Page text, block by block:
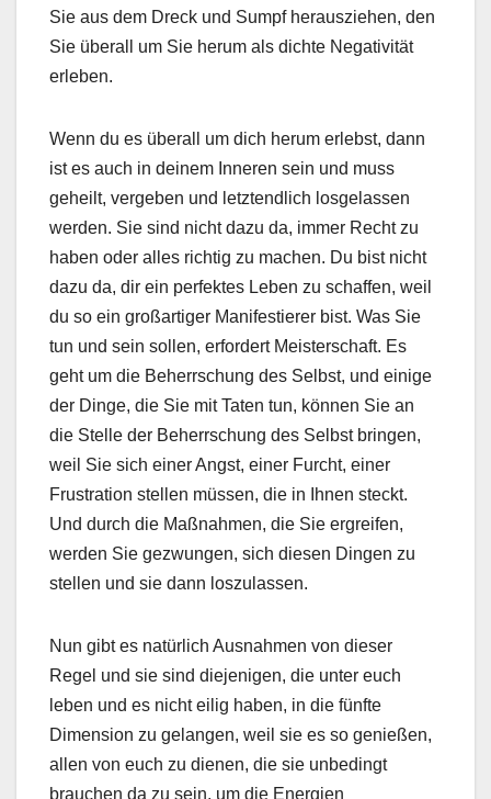
Sie aus dem Dreck und Sumpf herausziehen, den
Sie überall um Sie herum als dichte Negativität
erleben.
Wenn du es überall um dich herum erlebst, dann
ist es auch in deinem Inneren sein und muss
geheilt, vergeben und letztendlich losgelassen
werden. Sie sind nicht dazu da, immer Recht zu
haben oder alles richtig zu machen. Du bist nicht
dazu da, dir ein perfektes Leben zu schaffen, weil
du so ein großartiger Manifestierer bist. Was Sie
tun und sein sollen, erfordert Meisterschaft. Es
geht um die Beherrschung des Selbst, und einige
der Dinge, die Sie mit Taten tun, können Sie an
die Stelle der Beherrschung des Selbst bringen,
weil Sie sich einer Angst, einer Furcht, einer
Frustration stellen müssen, die in Ihnen steckt.
Und durch die Maßnahmen, die Sie ergreifen,
werden Sie gezwungen, sich diesen Dingen zu
stellen und sie dann loszulassen.
Nun gibt es natürlich Ausnahmen von dieser
Regel und sie sind diejenigen, die unter euch
leben und es nicht eilig haben, in die fünfte
Dimension zu gelangen, weil sie es so genießen,
allen von euch zu dienen, die sie unbedingt
brauchen da zu sein, um die Energien